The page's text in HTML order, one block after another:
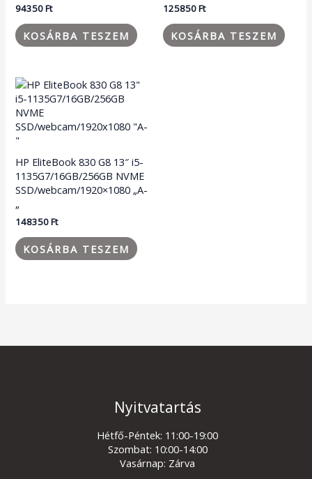
94350Ft
KOSÁRBA TESZEM
125850Ft
KOSÁRBA TESZEM
HP EliteBook 830 G8 13″ i5-
1135G7/16GB/256GB NVME
SSD/webcam/1920×1080 „A-
„
148350Ft
KOSÁRBA TESZEM
Nyitvatartás
Hétfő-Péntek: 11:00-19:00
Szombat: 10:00-14:00
Vasárnap: Zárva